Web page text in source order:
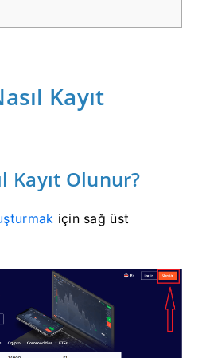
Kayıt
Kayıt Olunur?
için sağ üst